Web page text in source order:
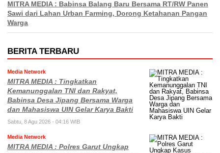
MITRA MEDIA : Babinsa Balang Baru Bersama RT/RW Panen
Sawi dari Lahan Urban Farming, Dorong Ketahanan Pangan
Warga
BERITA TERBARU
Media Network
MITRA MEDIA : Tingkatkan
Kemanunggalan TNI dan Rakyat,
Babinsa Desa Jipang Bersama Warga
dan Mahasiswa UIN Gelar Karya Bakti
Sabtu, 8 Agu 2026 - 04:16 WIB
Media Network
MITRA MEDIA : Polres Garut Ungkap